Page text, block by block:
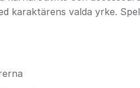
karaktärens valda yrke.